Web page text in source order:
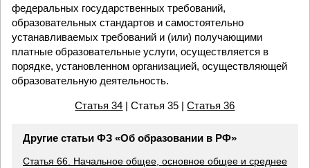
федеральных государственных требований,
образовательных стандартов и самостоятельно
устанавливаемых требований и (или) получающими
платные образовательные услуги, осуществляется в
порядке, установленном организацией, осуществляющей
образовательную деятельность.
Статья 34 | Статья 35 |Статья 36
Другие статьи ФЗ «Об образовании в РФ»
Статья 66. Начальное общее, основное общее и среднее